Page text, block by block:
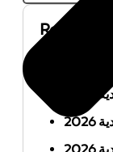
Recent